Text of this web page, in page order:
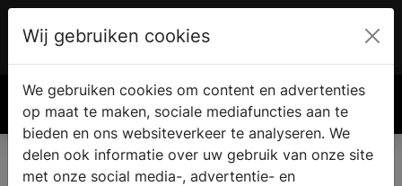
€ 0.00
Wij gebruiken cookies
We gebruiken cookies om content en advertenties
op maat te maken, sociale mediafuncties aan te
bieden en ons websiteverkeer te analyseren. We
delen ook informatie over uw gebruik van onze site
met onze social media-, advertentie- en